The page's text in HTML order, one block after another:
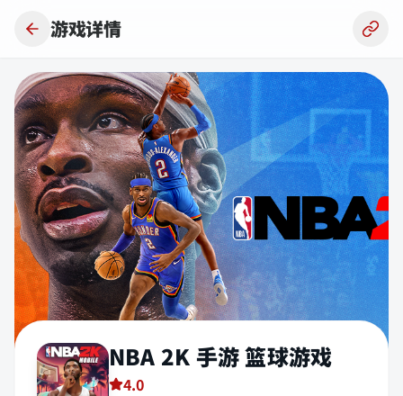
游戏详情
NBA 2K 手游 篮球游戏
4.0